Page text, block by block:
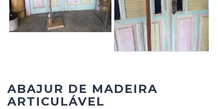
ABAJUR DE MADEIRA
ARTICULÁVEL